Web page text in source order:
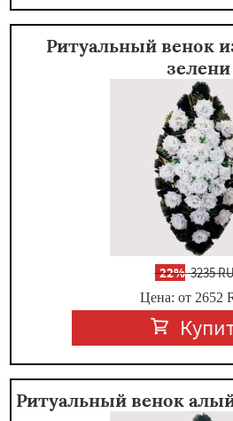
Ритуальный венок
зелени
-22%3235
Цена: от 2652
Ритуальный венок